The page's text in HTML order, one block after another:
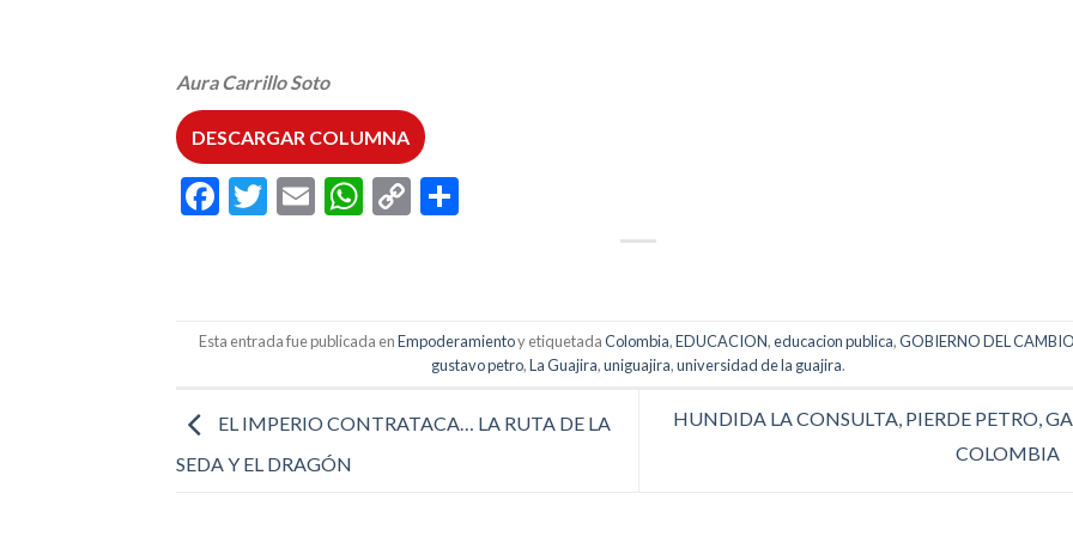
Aura Carrillo Soto
DESCARGAR COLUMNA
Facebook
Twitter
EmailWhatsApp
Copy
Esta entrada fue publicada enEmpoderamientoy etiquetadaColombia,EDUCACION,educacion publica,GOBIERNO DEL CAMBIO
gustavo petro,La Guajira,uniguajira,universidad de la guajira.
EL IMPERIO CONTRATACA… LA RUTA DE LA
SEDA Y EL DRAGÓN
HUNDIDA LA CONSULTA, PIERDE PETRO,
COLOMBIA